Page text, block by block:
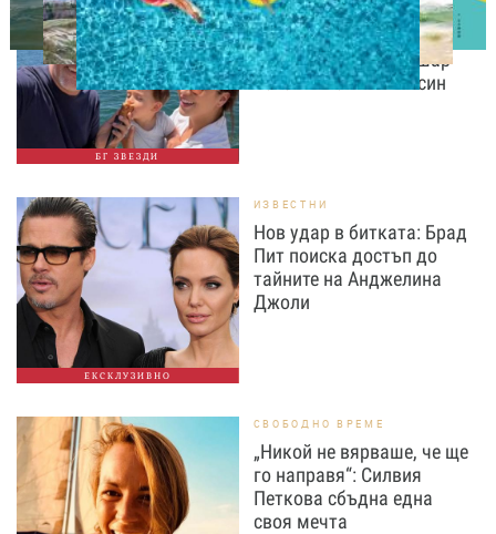
БГ ЗВЕЗДИ
Любомира Башева
разтопи мрежата с най-
нежните кадри с Башар
Рахал и малкия им син
ЕКСКЛУЗИВНО
ИЗВЕСТНИ
Нов удар в битката: Брад
Пит поиска достъп до
тайните на Анджелина
Джоли
СВОБОДНО ВРЕМЕ
„Никой не вярваше, че ще
го направя“: Силвия
Петкова сбъдна една
своя мечта